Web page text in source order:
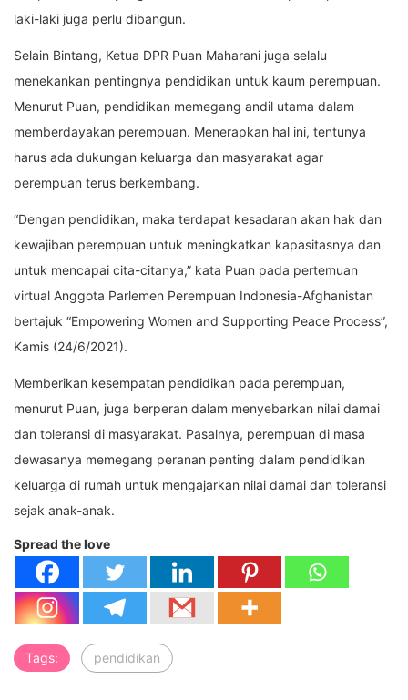
laki-laki juga perlu dibangun.
Selain Bintang, Ketua DPR Puan Maharani juga selalu
menekankan pentingnya pendidikan untuk kaum perempuan.
Menurut Puan, pendidikan memegang andil utama dalam
memberdayakan perempuan. Menerapkan hal ini, tentunya
harus ada dukungan keluarga dan masyarakat agar
perempuan terus berkembang.
“Dengan pendidikan, maka terdapat kesadaran akan hak dan
kewajiban perempuan untuk meningkatkan kapasitasnya dan
untuk mencapai cita-citanya,” kata Puan pada pertemuan
virtual Anggota Parlemen Perempuan Indonesia-Afghanistan
bertajuk “Empowering Women and Supporting Peace Process”,
Kamis (24/6/2021).
Memberikan kesempatan pendidikan pada perempuan,
menurut Puan, juga berperan dalam menyebarkan nilai damai
dan toleransi di masyarakat. Pasalnya, perempuan di masa
dewasanya memegang peranan penting dalam pendidikan
keluarga di rumah untuk mengajarkan nilai damai dan toleransi
sejak anak-anak.
Spread the love
Tags: pendidikan